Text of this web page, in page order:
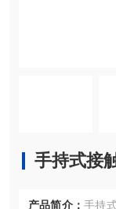
手持式接
产品简介： 手持